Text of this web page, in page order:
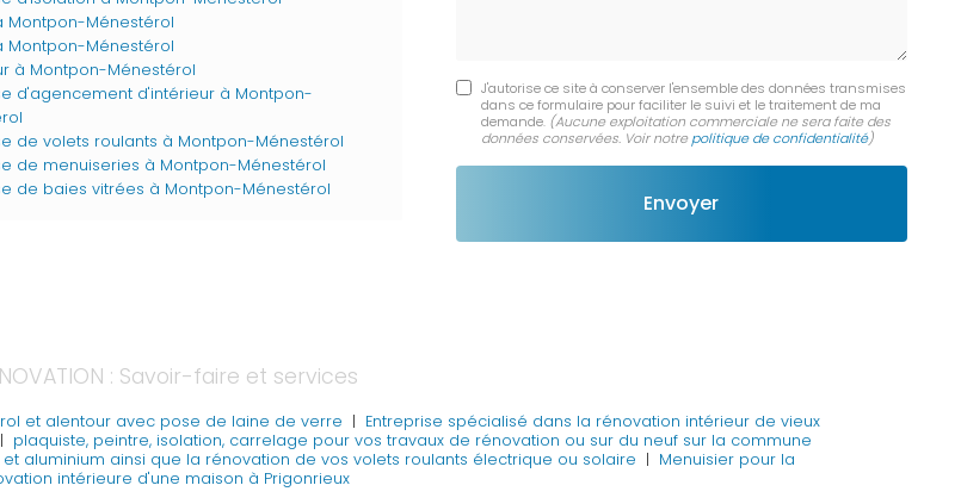
Montpon-Ménestérol
Montpon-Ménestérol
à Montpon-Ménestérol
d'agencement d'intérieur à Montpon-
de volets roulants à Montpon-Ménestérol
de menuiseries à Montpon-Ménestérol
de baies vitrées à Montpon-Ménestérol
J'autorise ce site à conserver l'ensemble des données transmises
dans ce formulaire pour faciliter le suivi et le traitement de ma
demande. (Aucune exploitation commerciale ne sera faite des
données conservées. Voir notre politique de confidentialité)
: Savoir-faire et services
et alentour avec pose de laine de verre | Entreprise spécialisé dans la rénovation intérieur de vieux
| plaquiste, peintre, isolation, carrelage pour vos travaux de rénovation ou sur du neuf sur la commune
et aluminium ainsi que la rénovation de vos volets roulants électrique ou solaire | Menuisier pour la
intérieure d'une maison à Prigonrieux